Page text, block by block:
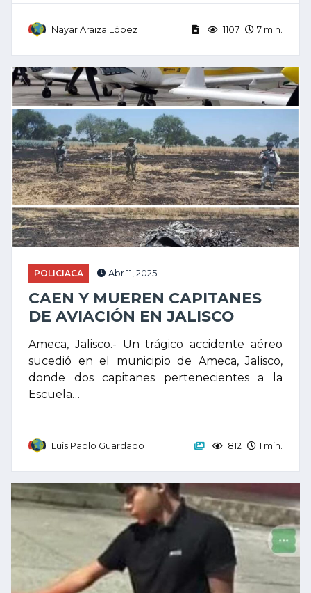
Nayar Araiza López 1107 7 min.
POLICIACA Abr 11, 2025
CAEN Y MUEREN CAPITANES
DE AVIACIÓN EN JALISCO
Ameca, Jalisco.- Un trágico accidente aéreo
sucedió en el municipio de Ameca, Jalisco,
donde dos capitanes pertenecientes a la
Escuela…
Luis Pablo Guardado 812 1 min.